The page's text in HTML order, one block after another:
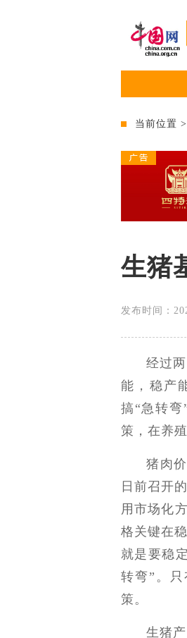
当前位置 >
生猪
发布时间：
经过
能，稳产
搞“急转
策，在养
猪肉
日前召开
用市场化
格关键在
就是要稳
转弯”。
策。
生猪